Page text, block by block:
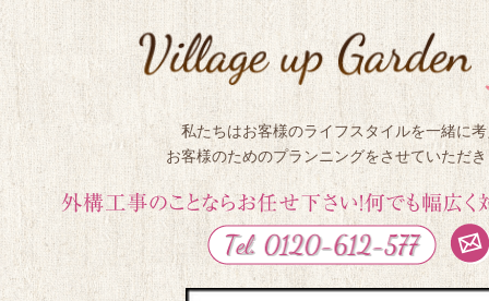
私たちはお客様のライフスタイルを一緒に
お客様のためのプランニングをさせていただ